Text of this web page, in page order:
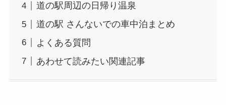
道の駅周辺の日帰り温泉
道の駅 さんないでの車中泊まとめ
よくある質問
あわせて読みたい関連記事